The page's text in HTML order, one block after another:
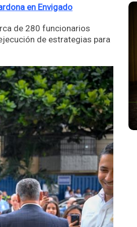
en Envigado
de 280 funcionarios
de estrategias para